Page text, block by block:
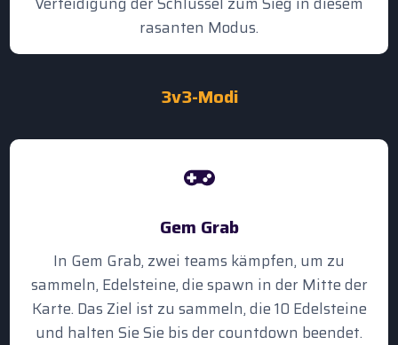
rasanten Modus.
3v3-Modi
Gem Grab
In Gem Grab, zwei teams kämpfen, um zu
sammeln, Edelsteine, die spawn in der Mitte der
Karte. Das Ziel ist zu sammeln, die 10 Edelsteine
und halten Sie Sie bis der countdown beendet.